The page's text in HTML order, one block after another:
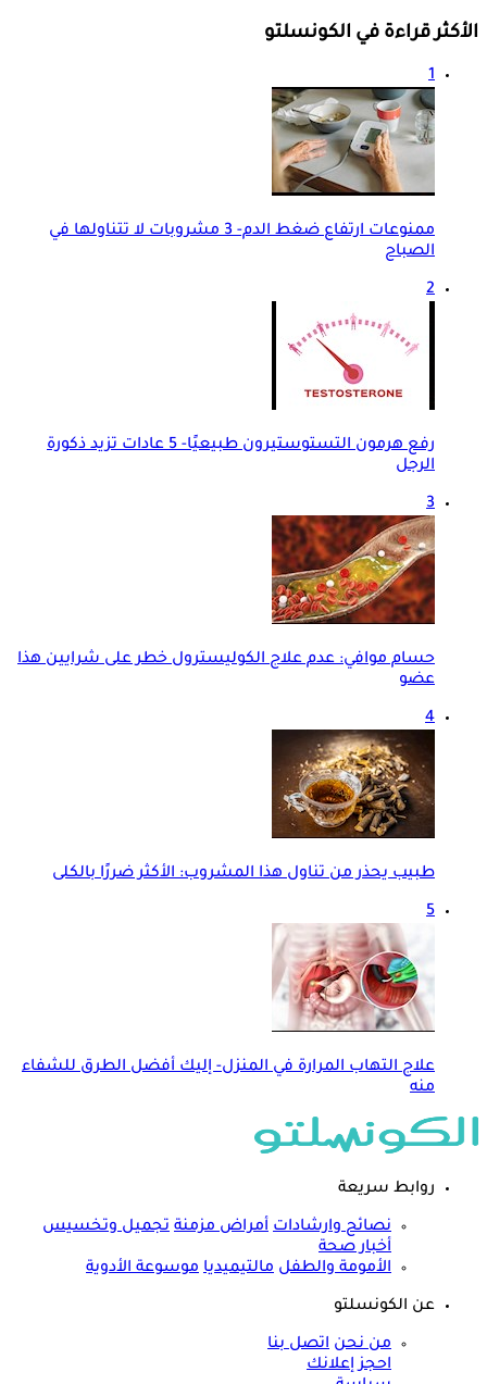
الأكثر قراءة في الكونسلتو
1
ممنوعات ارتفاع ضغط الدم- 3 مشروبات لا تتناولها في
الصباح
2
رفع هرمون التستوستيرون طبيعيًا- 5 عادات تزيد ذكورة
الرجل
3
حسام موافي: عدم علاج الكوليسترول خطر على شرايين هذا
عضو
4
طبيب يحذر من تناول هذا المشروب: الأكثر ضررًا بالكلى
5
علاج التهاب المرارة في المنزل- إليك أفضل الطرق للشفاء
منه
روابط سريعة
نصائح وارشادات أمراض مزمنة تجميل وتخسيس
أخبار صحة
الأمومة والطفل مالتيميديا موسوعة الأدوية
عن الكونسلتو
من نحن اتصل بنا
احجز إعلانك